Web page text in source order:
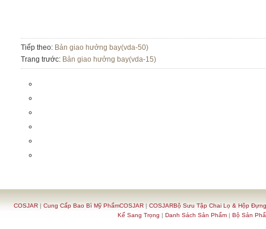
Tiếp theo: Bản giao hưởng bay(vda-50)
Trang trước: Bản giao hưởng bay(vda-15)
COSJAR| Cung Cấp Bao Bì Mỹ PhẩmCOSJAR| COSJARBộ Sưu Tập Chai Lọ & Hộp
Kế Sang Trọng | Danh Sách Sản Phẩm| Bộ Sản